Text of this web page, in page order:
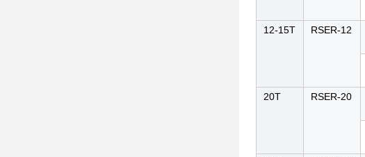
12-15T RSER-12
20T RSER-20